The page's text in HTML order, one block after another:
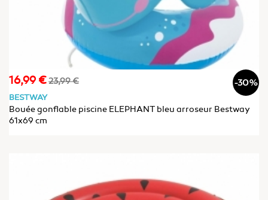
Prix
16,99 €Prix
23,99 € -30%
BESTWAY
Bouée gonflable piscine ELEPHANT bleu arroseur Bestway
61x69 cm